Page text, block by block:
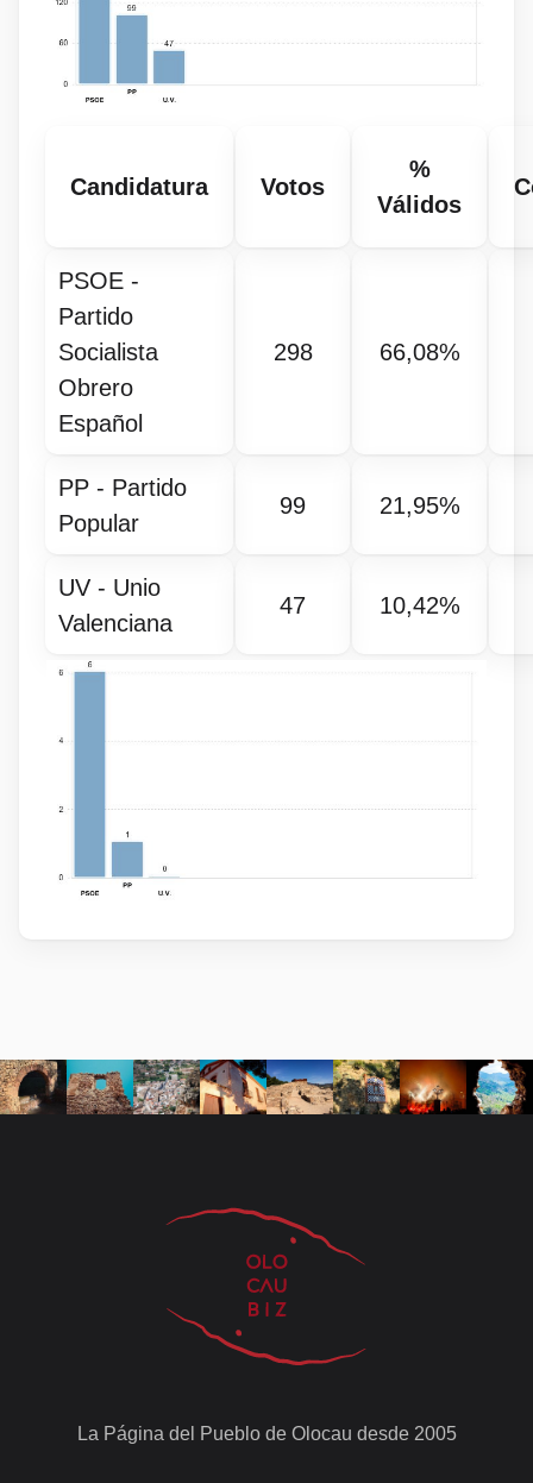
Candidatura Votos
%
Válidos
PSOE -
Partido
Socialista
Obrero
Español
298 66,08%
PP - Partido
Popular
99 21,95%
UV - Unio
Valenciana
47 10,42%
La Página del Pueblo de Olocau desde 2005